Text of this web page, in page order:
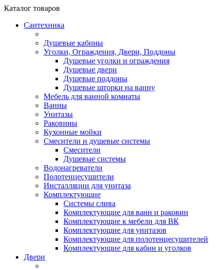
Каталог товаров
Сантехника
Душевые кабины
Уголки, Ограждения, Двери, Поддоны
Душевые уголки и ограждения
Душевые двери
Душевые поддоны
Душевые шторки на ванну
Мебель для ванной комнаты
Ванны
Унитазы
Раковины
Кухонные мойки
Смесители и душевые системы
Смесители
Душевые системы
Водонагреватели
Полотенцесушители
Инсталляции для унитаза
Комплектующие
Системы слива
Комплектующие для ванн и раковин
Комплектующие к мебели для ВК
Комплектующие для унитазов
Комплектующие для полотенцесушителей
Комплектующие для кабин и уголков
Двери